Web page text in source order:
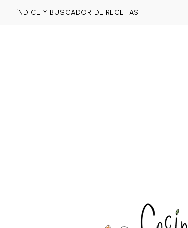
ÍNDICE Y BUSCADOR DE RECETAS